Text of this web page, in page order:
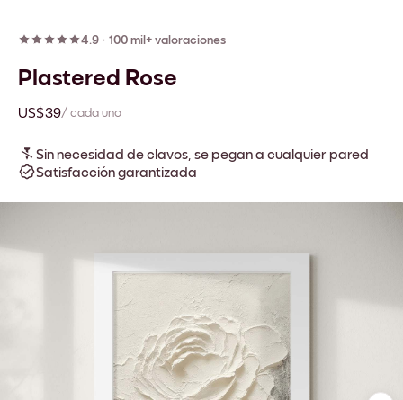
4.9 · 100 mil+ valoraciones
Plastered Rose
US$39/ cada uno
Sin necesidad de clavos, se pegan a cualquier pared
Satisfacción garantizada